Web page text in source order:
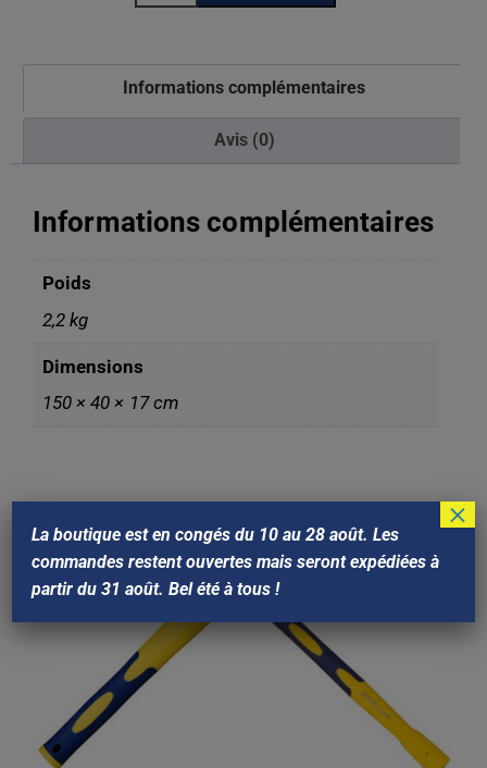
Informations complémentaires
Avis (0)
Informations complémentaires
Poids
2,2 kg
Dimensions
150 × 40 × 17 cm
Produits similaires
La boutique est en congés du 10 au 28 août. Les
commandes restent ouvertes mais seront expédiées à
partir du 31 août. Bel été à tous !
×